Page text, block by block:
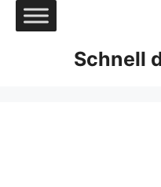
Zum
Inhalt
Schnell